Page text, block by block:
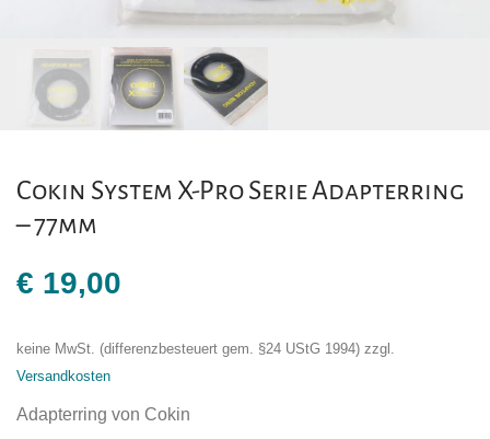
Cokin System X-Pro Serie Adapterring
– 77mm
€ 19,00
keine MwSt. (differenzbesteuert gem. §24 UStG 1994) zzgl.
Versandkosten
Adapterring von Cokin